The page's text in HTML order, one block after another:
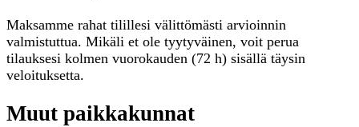
Maksamme rahat tilillesi välittömästi arvioinnin
valmistuttua. Mikäli et ole tyytyväinen, voit perua
tilauksesi kolmen vuorokauden (72 h) sisällä täysin
veloituksetta.
Muut paikkakunnat